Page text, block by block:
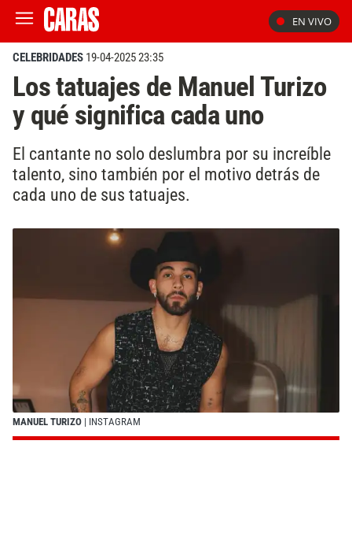
EN VIVO
CELEBRIDADES 19-04-2025 23:35
Los tatuajes de Manuel Turizo
y qué significa cada uno
El cantante no solo deslumbra por su increíble
talento, sino también por el motivo detrás de
cada uno de sus tatuajes.
MANUEL TURIZO | INSTAGRAM